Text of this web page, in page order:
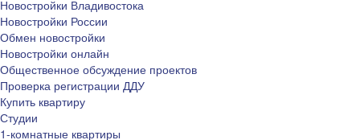
Новостройки Владивостока
Новостройки России
Обмен новостройки
Новостройки онлайн
Общественное обсуждение проектов
Проверка регистрации ДДУ
Купить квартиру
Студии
1-комнатные квартиры